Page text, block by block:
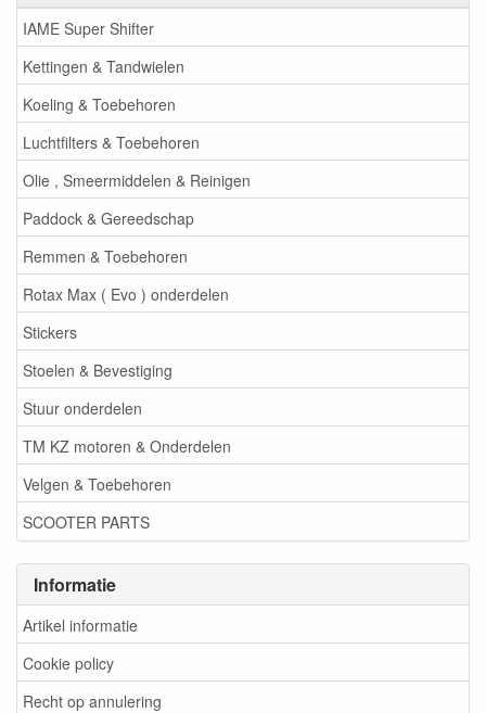
IAME Super Shifter
Kettingen & Tandwielen
Koeling & Toebehoren
Luchtfilters & Toebehoren
Olie , Smeermiddelen & Reinigen
Paddock & Gereedschap
Remmen & Toebehoren
Rotax Max ( Evo ) onderdelen
Stickers
Stoelen & Bevestiging
Stuur onderdelen
TM KZ motoren & Onderdelen
Velgen & Toebehoren
SCOOTER PARTS
Informatie
Artikel informatie
Cookie policy
Recht op annulering